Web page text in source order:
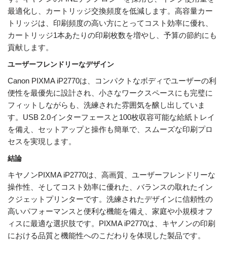
最適化し、カートリッジ交換頻度を低減します。高容量カー
トリッジは、印刷頻度の高い方にとってコスト効率に優れ、
カートリッジ1本あたりの印刷枚数を増やし、予算の節約にも
貢献します。
ユーザーフレンドリーなデザイン
Canon PIXMA iP2770は、コンパクトなボディでユーザーの利
便性を最優先に設計され、小さなワークスペースにも完璧に
フィットしながらも、洗練された雰囲気を醸し出していま
す。USB 2.0インターフェースと100枚収容可能な給紙トレイ
を備え、セットアップと操作も簡単で、スムーズな印刷プロ
セスを実現します。
結論
キヤノンPIXMA iP2770は、高画質、ユーザーフレンドリーな
操作性、そしてコスト効率に優れた、バランスの取れたイン
クジェットプリンターです。洗練されたデザインに信頼性の
高いパフォーマンスと便利な機能を備え、家庭や小規模オフ
ィスに最適な選択肢です。PIXMA iP2770は、キヤノンの印刷
における品質と機能性へのこだわりを体現した製品です。